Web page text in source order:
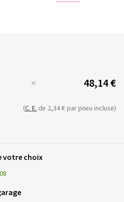
48,14 €
(C. E. de 2,34 € par pneu incluse)
votre choix